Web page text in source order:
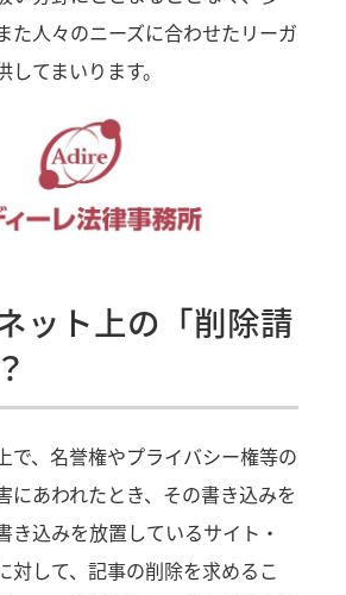
た人々のニーズに合わせたリーガ
てまいります。
ット上の「削除請
で、名誉権やプライバシー権等の
にあわれたとき、その書き込みを
き込みを放置しているサイト・
対して、記事の削除を求めるこ